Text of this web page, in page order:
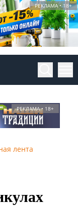
РЕКЛАМА • 18+
РЕКЛАМА • 18+
лента